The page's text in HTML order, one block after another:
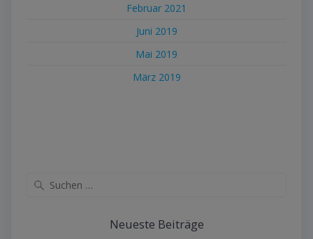
Februar 2021
Juni 2019
Mai 2019
März 2019
Neueste Beiträge